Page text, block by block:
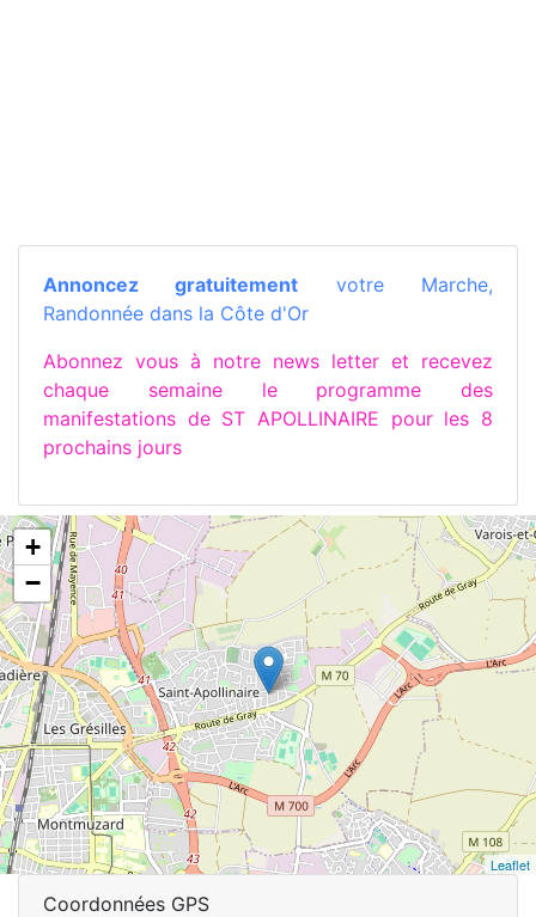
Annoncez gratuitement votre Marche,
Randonnée dans la Côte d'Or
Abonnez vous à notre news letter et recevez
chaque semaine le programme des
manifestations de ST APOLLINAIRE pour les 8
prochains jours
+
−
Leaflet
Coordonnées GPS